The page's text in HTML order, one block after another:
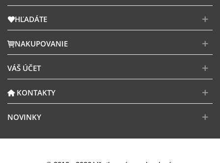
HĽADÁTE
NAKUPOVANIE
VÁŠ ÚČET
KONTAKTY
NOVINKY